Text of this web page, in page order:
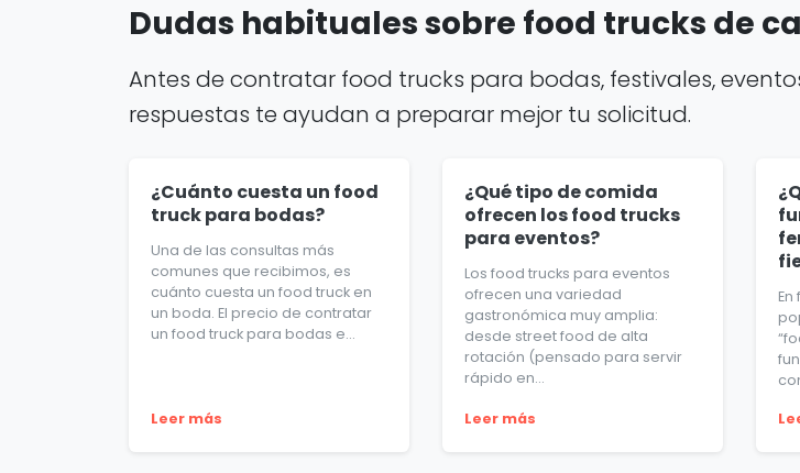
Dudas habituales sobre food trucks de
Antes de contratar food trucks para bodas, festivales,
respuestas te ayudan a preparar mejor tu solicitud.
¿Cuánto cuesta un food
truck para bodas?
Una de las consultas más
comunes que recibimos, es
cuánto cuesta un food truck en
un boda. El precio de contratar
un food truck para bodas e...
Leer más
¿Qué tipo de comida
ofrecen los food trucks
para eventos?
Los food trucks para eventos
ofrecen una variedad
gastronómica muy amplia:
desde street food de alta
rotación (pensado para servir
rápido en...
Leer más